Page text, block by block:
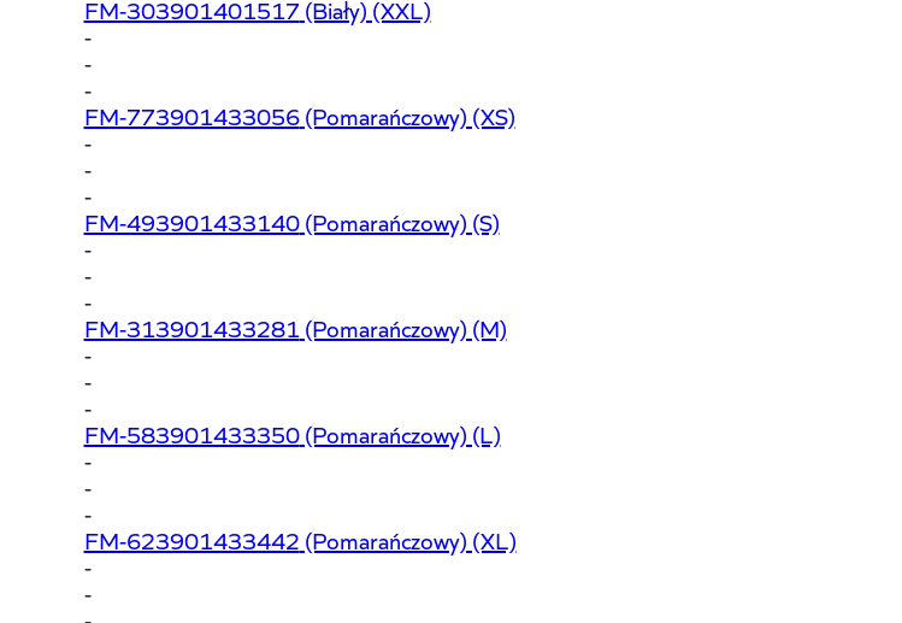
FM-303901401517(Biały) (XXL)
-
-
-
FM-773901433056(Pomarańczowy) (XS)
-
-
-
FM-493901433140(Pomarańczowy) (S)
-
-
-
FM-313901433281(Pomarańczowy) (M)
-
-
-
FM-583901433350(Pomarańczowy) (L)
-
-
-
FM-623901433442 (Pomarańczowy) (XL)
-
-